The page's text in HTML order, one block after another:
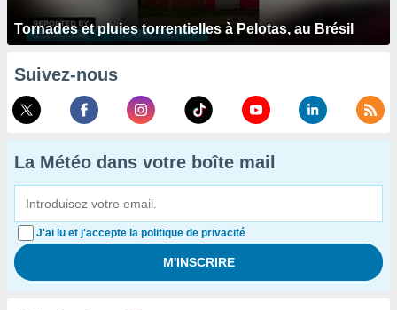
Tornades et pluies torrentielles à Pelotas, au Brésil
Suivez-nous
La Météo dans votre boîte mail
J'ai lu et j'accepte la politique de privacité